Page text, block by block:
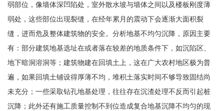
弱部位，像墙体深凹陷处，室外散水坡与墙体之间以及楼板刚度薄
弱处，这些部位出现裂缝，在经年累月的震动下会逐渐大面积裂
缝，进而危及整体建筑物的安全。分析地基不均匀沉降，原因主要
有：部分建筑地基选址在或者落在较差的地质条件下，如沉陷区、
地下暗洞溶洞等；建筑物建在回填土上，这在广大农村地区极为普
遍，如果回填土铺设得厚薄不均，堆积土落实时间不够导致固结尚
未充分；一些采取钻孔地基处理，往往存在沉渣处理不反而引起桩
沉降；此外还有施工质量控制不到位造成复合地基沉降不均匀的现